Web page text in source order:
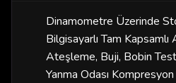
Dinamometre Üzerinde
Bilgisayarlı Tam Kapsamlı
Ateşleme, Buji, Bobin
Yanma Odası